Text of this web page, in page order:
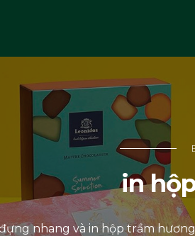
in
nhang và in hộp trầm